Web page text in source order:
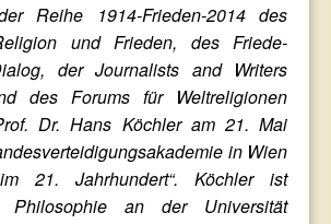
Reihe 1914-Frieden-2014 des
und Frieden, des Friede-
der Journalists and Writers
des Forums für Weltreligionen
Dr. Hans Köchler am 21. Mai
in Wien
21. Jahrhundert“. Köchler ist
Philosophie an der Universität